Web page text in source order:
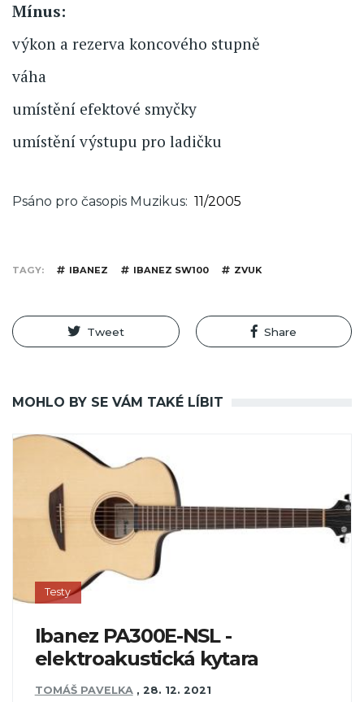
Mínus:
výkon a rezerva koncového stupně
váha
umístění efektové smyčky
umístění výstupu pro ladičku
Psáno pro časopis Muzikus 11/2005
TAGY IBANEZ IBANEZ SW100 ZVUK
Tweet Share
MOHLO BY SE VÁM TAKÉ LÍBIT
Testy
Ibanez PA300E-NSL -
elektroakustická kytara
TOMÁŠ PAVELKA , 28. 12. 2021